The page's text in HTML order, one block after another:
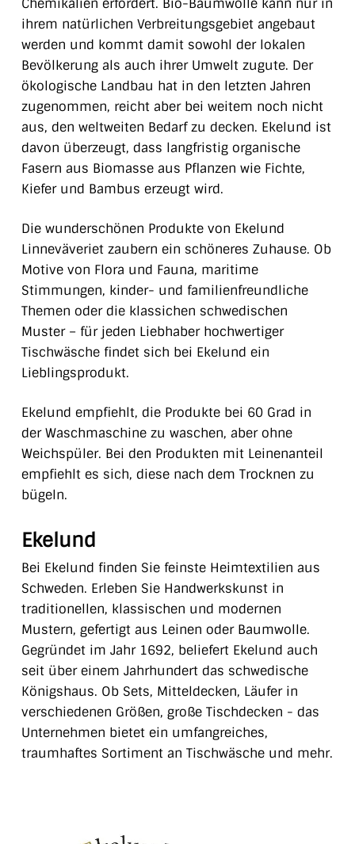
Chemikalien erfordert. Bio-Baumwolle kann nur in
ihrem natürlichen Verbreitungsgebiet angebaut
werden und kommt damit sowohl der lokalen
Bevölkerung als auch ihrer Umwelt zugute. Der
ökologische Landbau hat in den letzten Jahren
zugenommen, reicht aber bei weitem noch nicht
aus, den weltweiten Bedarf zu decken. Ekelund ist
davon überzeugt, dass langfristig organische
Fasern aus Biomasse aus Pflanzen wie Fichte,
Kiefer und Bambus erzeugt wird.
Die wunderschönen Produkte von Ekelund
Linneväveriet zaubern ein schöneres Zuhause. Ob
Motive von Flora und Fauna, maritime
Stimmungen, kinder- und familienfreundliche
Themen oder die klassichen schwedischen
Muster – für jeden Liebhaber hochwertiger
Tischwäsche findet sich bei Ekelund ein
Lieblingsprodukt.
Ekelund empfiehlt, die Produkte bei 60 Grad in
der Waschmaschine zu waschen, aber ohne
Weichspüler. Bei den Produkten mit Leinenanteil
empfiehlt es sich, diese nach dem Trocknen zu
bügeln.
Ekelund
Bei Ekelund finden Sie feinste Heimtextilien aus
Schweden. Erleben Sie Handwerkskunst in
traditionellen, klassischen und modernen
Mustern, gefertigt aus Leinen oder Baumwolle.
Gegründet im Jahr 1692, beliefert Ekelund auch
seit über einem Jahrhundert das schwedische
Königshaus. Ob Sets, Mitteldecken, Läufer in
verschiedenen Größen, große Tischdecken - das
Unternehmen bietet ein umfangreiches,
traumhaftes Sortiment an Tischwäsche und mehr.